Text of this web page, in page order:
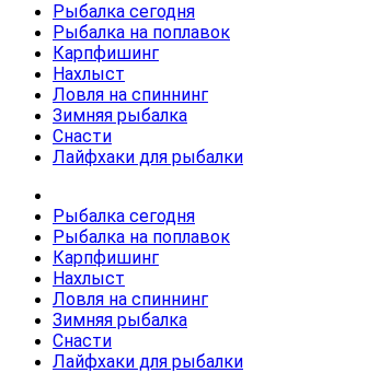
Рыбалка сегодня
Рыбалка на поплавок
Карпфишинг
Нахлыст
Ловля на спиннинг
Зимняя рыбалка
Снасти
Лайфхаки для рыбалки
Рыбалка сегодня
Рыбалка на поплавок
Карпфишинг
Нахлыст
Ловля на спиннинг
Зимняя рыбалка
Снасти
Лайфхаки для рыбалки